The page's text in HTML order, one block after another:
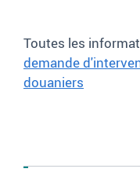
Toutes les
demande
douaniers